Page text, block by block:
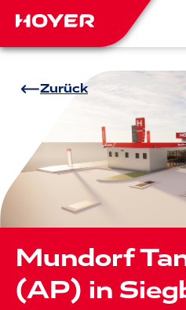
Zurück
Mundorf
(AP) in